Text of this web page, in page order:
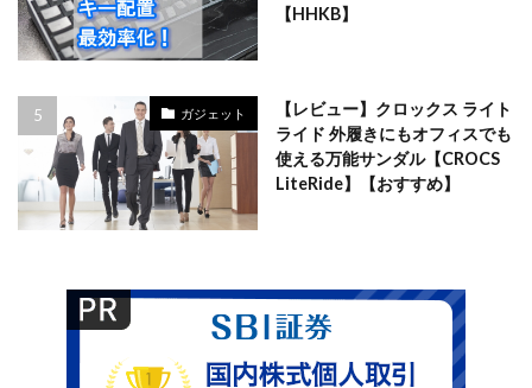
【HHKB】
ガジェット
【レビュー】クロックス ライト
ライド 外履きにもオフィスでも
使える万能サンダル【CROCS
LiteRide】【おすすめ】